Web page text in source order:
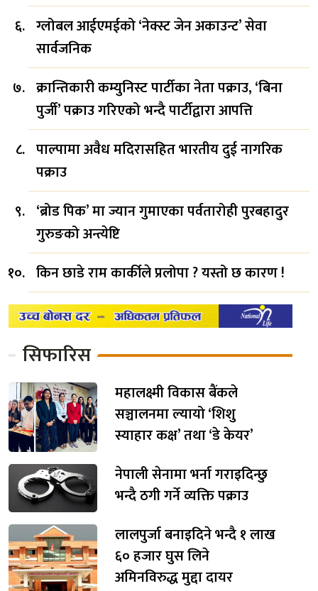
ग्लोबल आईएमईको ‘नेक्स्ट जेन अकाउन्ट’ सेवा
सार्वजनिक
क्रान्तिकारी कम्युनिस्ट पार्टीका नेता पक्राउ, ‘बिना
पुर्जी’ पक्राउ गरिएको भन्दै पार्टीद्वारा आपत्ति
पाल्पामा अवैध मदिरासहित भारतीय दुई नागरिक
पक्राउ
‘ब्रोड पिक’ मा ज्यान गुमाएका पर्वतारोही पुरबहादुर
गुरुङको अन्त्येष्टि
किन छाडे राम कार्कीले प्रलोपा ? यस्तो छ कारण !
सिफारिस
महालक्ष्मी विकास बैंकले
सञ्चालनमा ल्यायो ‘शिशु
स्याहार कक्ष’ तथा ‘डे केयर’
नेपाली सेनामा भर्ना गराइदिन्छु
भन्दै ठगी गर्ने व्यक्ति पक्राउ
लालपुर्जा बनाइदिने भन्दै १ लाख
६० हजार घुस लिने
अमिनविरुद्ध मुद्दा दायर